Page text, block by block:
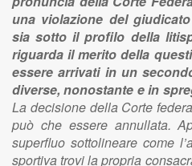
una violazione del
sia sotto il profilo della
riguarda il merito della
essere arrivati in un
diverse, nonostante e in
La decisione della Corte
può che essere annullata.
superfluo sottolineare come
sportiva trovi la propria